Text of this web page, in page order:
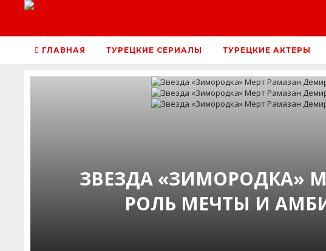
ГЛАВНАЯ ТУРЕЦКИЕ СЕРИАЛЫ ТУРЕЦКИЕ АКТЕРЫ
ЗВЕЗДА «ЗИМОРОДКА»
РОЛЬ МЕЧТЫ И